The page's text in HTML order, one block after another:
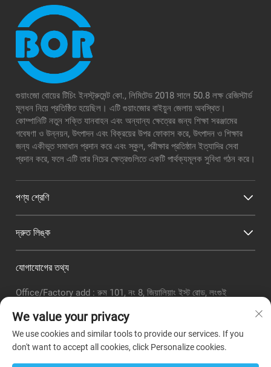
গুয়াংজো বোয়ের টিচিং ইনস্ট্রুমেন্ট কো., লিমিটেড 2018 সালে 50.8 লক্ষ রেজিস্টার্ড
মূলধন নিয়ে প্রতিষ্ঠিত হয়েছিল। এটি গুয়াংজোর বাইয়ুন জেলায় অবস্থিত।
কোম্পানিটি নতুন শক্তি যানবাহন এবং অন্যান্য ক্ষেত্রের জন্য শিক্ষা সরঞ্জামের
গবেষণা ও উন্নয়ন, উৎপাদন এবং বিক্রয়ের উপর ফোকাস করে, উৎপাদন ও শিক্ষার
জন্য একীভূত সমাধান প্রদান করে এবং স্কুল, পরীক্ষার প্রতিষ্ঠান ইত্যাদির সেবা
প্রদান করে, ফলে এটি তার নিচের ক্ষেত্রগুলিতে একটি পার্থক্যমূলক সুবিধা গঠন করে।
পণ্য শ্রেণি
দ্রুত লিঙ্ক
যোগাযোগের তথ্য
Office/Factory add : রুম 101, নং 8, জিয়ালিয়াং ইস্ট রোড, লংগুই
ইমেইল: [email protected]
টেলিফোনঃ+86-18320351294
+8618320351294
We value your privacy
We use cookies and similar tools to provide our services. If you
don't want to accept all cookies, click Personalize cookies.